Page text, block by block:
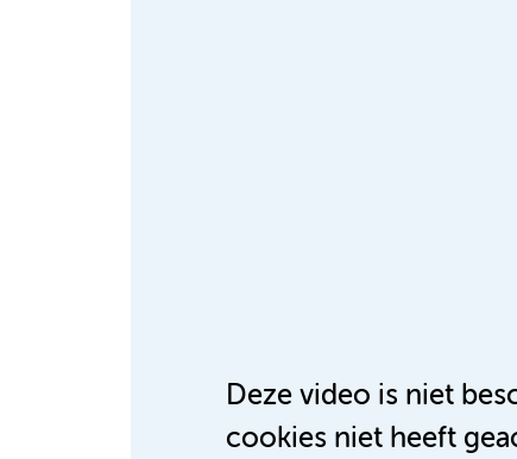
Deze video is niet
cookies niet heeft